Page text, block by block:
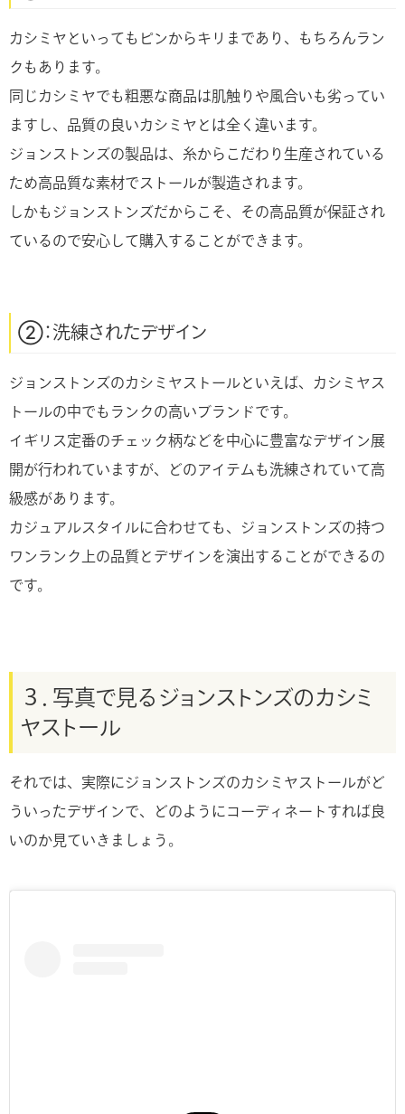
カシミヤといってもピンからキリまであり、もちろんラン
クもあります。
同じカシミヤでも粗悪な商品は肌触りや風合いも劣ってい
ますし、品質の良いカシミヤとは全く違います。
ジョンストンズの製品は、糸からこだわり生産されている
ため高品質な素材でストールが製造されます。
しかもジョンストンズだからこそ、その高品質が保証され
ているので安心して購入することができます。
②：洗練されたデザイン
ジョンストンズのカシミヤストールといえば、カシミヤス
トールの中でもランクの高いブランドです。
イギリス定番のチェック柄などを中心に豊富なデザイン展
開が行われていますが、どのアイテムも洗練されていて高
級感があります。
カジュアルスタイルに合わせても、ジョンストンズの持つ
ワンランク上の品質とデザインを演出することができるの
です。
３．写真で見るジョンストンズのカシミ
ヤストール
それでは、実際にジョンストンズのカシミヤストールがど
ういったデザインで、どのようにコーディネートすれば良
いのか見ていきましょう。